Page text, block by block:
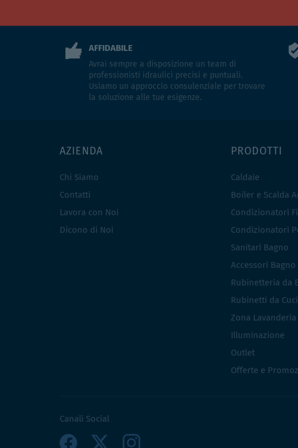
AFFIDABILE
Avrai sempre a disposizione un team di
professionisti idraulici precisi e puntuali.
Usiamo un approccio consulenziale per trovare
la soluzione alle tue esigenze.
AZIENDA
Chi Siamo
Contatti
Lavora con Noi
Dicono di Noi
PRODOTTI
Caldaie
Boiler e Scalda
Condizionatori
Condizionatori
Sanitari Bagno
Accessori Bagno
Rubinetteria da
Rubinetti da
Zona Lavanderia
Illuminazione
Outlet
Offerte e
Canali Social